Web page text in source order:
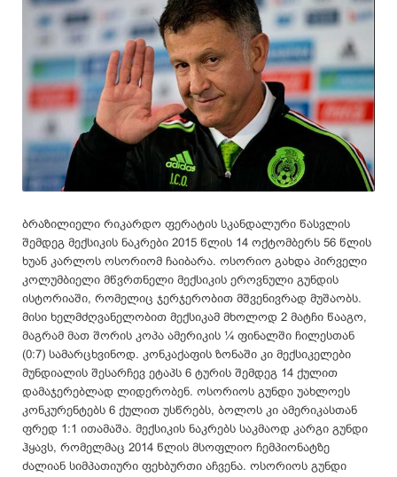
ბრაზილიელი რიკარდო ფერატის სკანდალური წასვლის
შემდეგ მექსიკის ნაკრები 2015 წლის 14 ოქტომბერს 56 წლის
ხუან კარლოს ოსორიომ ჩაიბარა. ოსორიო გახდა პირველი
კოლუმბიელი მწვრთნელი მექსიკის ეროვნული გუნდის
ისტორიაში, რომელიც ჯერჯერობით მშვენივრად მუშაობს.
მისი ხელმძღვანელობით მექსიკამ მხოლოდ 2 მატჩი წააგო,
მაგრამ მათ შორის კოპა ამერიკის ¼ ფინალში ჩილესთან
(0:7) სამარცხვინოდ. კონკაქაფის ზონაში კი მექსიკელები
მუნდიალის შესარჩევ ეტაპს 6 ტურის შემდეგ 14 ქულით
დამაჯერებლად ლიდერობენ. ოსორიოს გუნდი უახლოეს
კონკურენტებს 6 ქულით უსწრებს, ბოლოს კი ამერიკასთან
ფრედ 1:1 ითამაშა. მექსიკის ნაკრებს საკმაოდ კარგი გუნდი
ჰყავს, რომელმაც 2014 წლის მსოფლიო ჩემპიონატზე
ძალიან სიმპათიური ფეხბურთი აჩვენა. ოსორიოს გუნდი